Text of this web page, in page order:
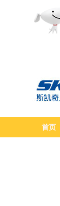
首页